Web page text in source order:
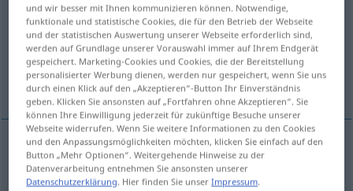
Übersicht aller Übersetzungen
(Für mehr Details die Übersetzung anklicken/antippen)
смисъл, усет
смисъл Sinn
und wir besser mit Ihnen kommunizieren können. Notwendige,
funktionale und statistische Cookies, die für den Betrieb der Webseite
und der statistischen Auswertung unserer Webseite erforderlich sind,
werden auf Grundlage unserer Vorauswahl immer auf Ihrem Endgerät
gespeichert. Marketing-Cookies und Cookies, die der Bereitstellung
personalisierter Werbung dienen, werden nur gespeichert, wenn Sie uns
durch einen Klick auf den „Akzeptieren“-Button Ihr Einverständnis
geben. Klicken Sie ansonsten auf „Fortfahren ohne Akzeptieren“. Sie
können Ihre Einwilligung jederzeit für zukünftige Besuche unserer
Webseite widerrufen. Wenn Sie weitere Informationen zu den Cookies
und den Anpassungsmöglichkeiten möchten, klicken Sie einfach auf den
Button „Mehr Optionen“. Weitergehende Hinweise zu der
Datenverarbeitung entnehmen Sie ansonsten unserer
Datenschutzerklärung. Hier finden Sie unserImpressum.